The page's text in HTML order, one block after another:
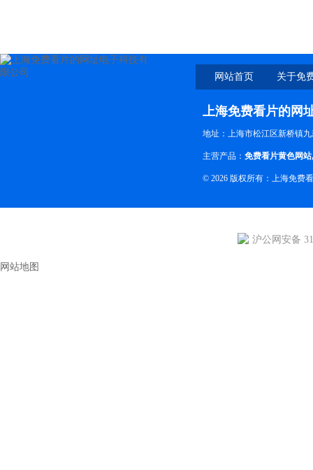
网站首页 关于免
上海免费看片的网
地址：上海市松江区新桥镇
主营产品： 免费看片黄色网站,
© 2026 版权所有：上海免
沪公网安备
网站地图